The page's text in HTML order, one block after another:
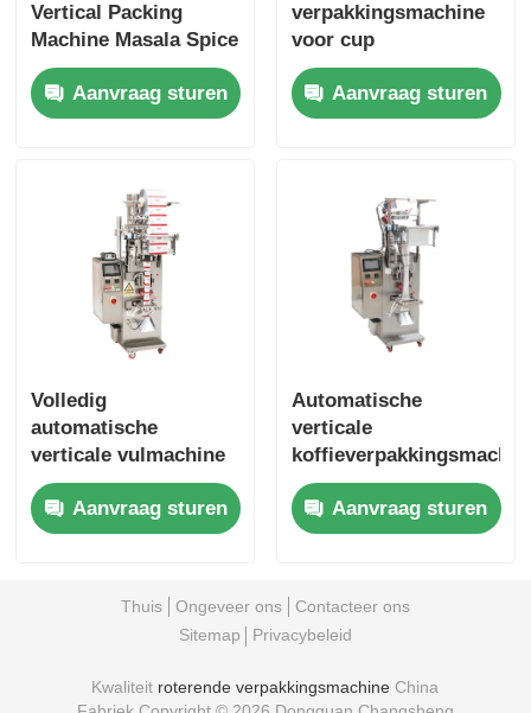
Vertical Packing
Machine Masala Spice
Powder Sachet
Grains Pouch
Aanvraag sturen
verpakkingsmachine
voor cup
volumetrische
deeltjesgranulaten
30-60 zakken/min
Aanvraag sturen
Volledig
automatische
verticale vulmachine
voor voedsel
Koffiebonen Granules
Aanvraag sturen
Automatische
verticale
Spice Powder
Packing Machine
Multi Function
Aanvraag sturen
Thuis Ongeveer ons
Contacteer ons
Sitemap
Privacybeleid
Kwaliteit roterende verpakkingsmachine China